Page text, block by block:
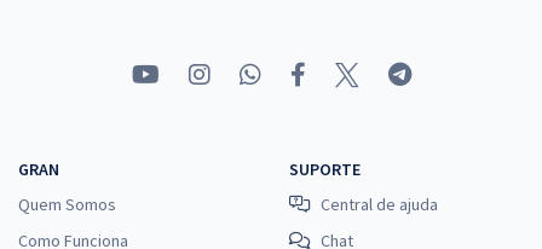
GRAN
Quem Somos
Como Funciona
SUPORTE
Central de ajuda
Chat